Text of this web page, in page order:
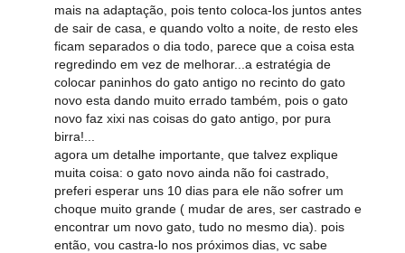
mais na adaptação, pois tento coloca-los juntos antes
de sair de casa, e quando volto a noite, de resto eles
ficam separados o dia todo, parece que a coisa esta
regredindo em vez de melhorar...a estratégia de
colocar paninhos do gato antigo no recinto do gato
novo esta dando muito errado também, pois o gato
novo faz xixi nas coisas do gato antigo, por pura
birra!...
agora um detalhe importante, que talvez explique
muita coisa: o gato novo ainda não foi castrado,
preferi esperar uns 10 dias para ele não sofrer um
choque muito grande ( mudar de ares, ser castrado e
encontrar um novo gato, tudo no mesmo dia). pois
então, vou castra-lo nos próximos dias, vc sabe